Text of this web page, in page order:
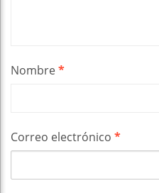
Nombre*
Correo electrónico *